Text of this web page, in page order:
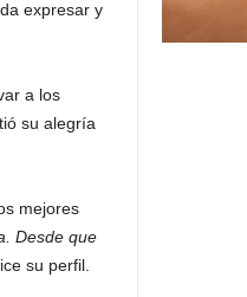
expresar y
a los
su alegría
mejores
Desde que
su perfil.